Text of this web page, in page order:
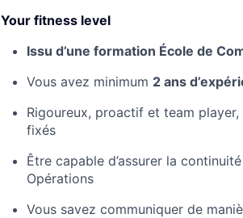
Your fitness level
Issu d’une formation École de
Vous avez minimum 2 ans
Rigoureux, proactif et team
fixés
Être capable d’assurer la
Opérations
Vous savez communiquer de